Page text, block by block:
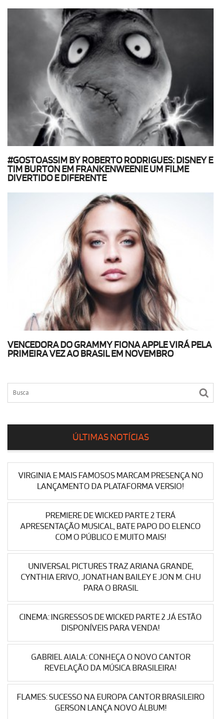
#GOSTOASSIM BY ROBERTO RODRIGUES: DISNEY E
TIM BURTON EM FRANKENWEENIE UM FILME
DIVERTIDO E DIFERENTE
VENCEDORA DO GRAMMY FIONA APPLE VIRÁ PELA
PRIMEIRA VEZ AO BRASIL EM NOVEMBRO
ÚLTIMAS NOTÍCIAS
VIRGINIA E MAIS FAMOSOS MARCAM PRESENÇA NO
LANÇAMENTO DA PLATAFORMA VERSIO!
PREMIERE DE WICKED PARTE 2 TERÁ
APRESENTAÇÃO MUSICAL, BATE PAPO DO ELENCO
COM O PÚBLICO E MUITO MAIS!
UNIVERSAL PICTURES TRAZ ARIANA GRANDE,
CYNTHIA ERIVO, JONATHAN BAILEY E JON M. CHU
PARA O BRASIL
CINEMA: INGRESSOS DE WICKED PARTE 2 JÁ ESTÃO
DISPONÍVEIS PARA VENDA!
GABRIEL AIALA: CONHEÇA O NOVO CANTOR
REVELAÇÃO DA MÚSICA BRASILEIRA!
FLAMES: SUCESSO NA EUROPA CANTOR BRASILEIRO
GERSON LANÇA NOVO ÁLBUM!